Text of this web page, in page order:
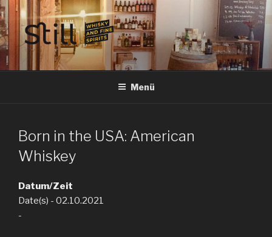
Zum
Inhalt
springen
STILL SPIRITS HILDESHEIM
Whisky, Rum, Gin, Cognac, Tequila und Tastings in Hildesheim
Menü
Born in the USA: American
Whiskey
Datum/Zeit
Date(s) - 02.10.2021
-